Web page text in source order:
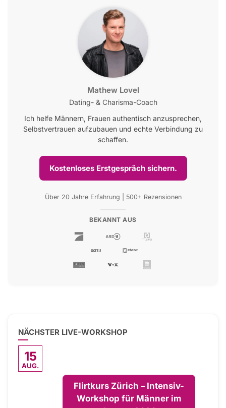
Mathew Lovel
Dating- & Charisma-Coach
Ich helfe Männern, Frauen authentisch anzusprechen,
Selbstvertrauen aufzubauen und echte Verbindung zu
schaffen.
Kostenloses Erstgespräch sichern.
Über 20 Jahre Erfahrung | 500+ Rezensionen
BEKANNT AUS
NÄCHSTER LIVE-WORKSHOP
15
AUG.
Flirtkurs Zürich – Intensiv-
Workshop für Männer im